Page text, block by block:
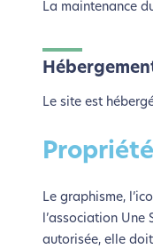
La maintenance
Le site est
Le graphisme,
l’association Une
autorisée, elle